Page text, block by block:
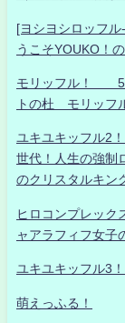
[ヨシヨシロッフ
うこそYOUKO！
モリッフル！ 50
トの杜 モリッフ
ユキユキッフル2
世代！人生の強制
のクリスタルキン
ヒロコンプレック
ャアラフィフ女子
ユキユキッフル3！
萌えっふる！